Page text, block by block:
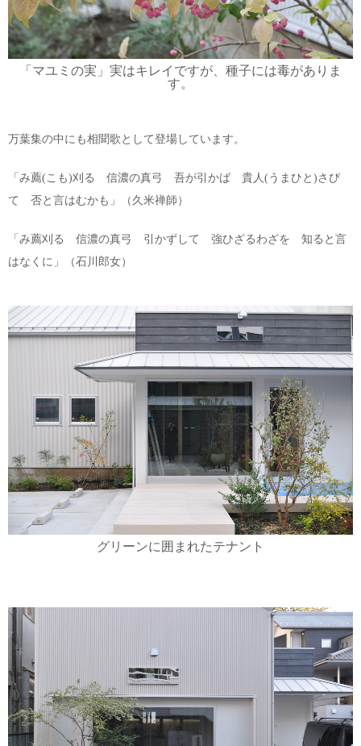
「マユミの実」実はキレイですが、種子には毒がありま
す。
万葉集の中にも相聞歌として登場しています。
「み薦(こも)刈る 信濃の真弓 吾が引かば 貴人(うまひと)さび
て 否と言はむかも」（久米禅師）
「み薦刈る 信濃の真弓 引かずして 強ひざるわざを 知ると言
はなくに」（石川郎女）
グリーンに囲まれたテナント